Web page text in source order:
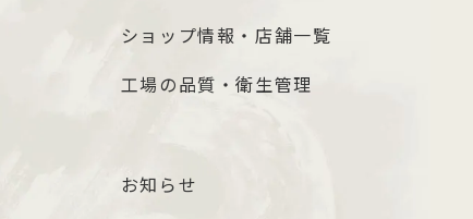
ショップ情報・店舗一覧
工場の品質・衛生管理
お知らせ